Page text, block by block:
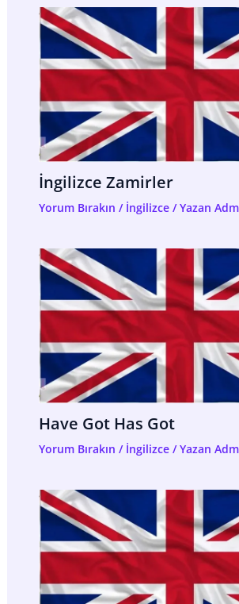
İngilizce Zamirler
Yorum Bırakın / İngilizce/ Yazan
Have Got Has Got
Yorum Bırakın / İngilizce/ Yazan